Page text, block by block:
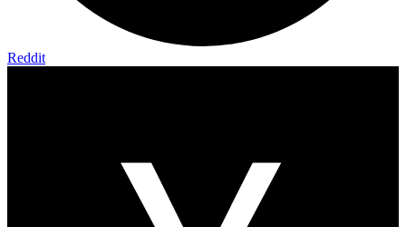
Reddit